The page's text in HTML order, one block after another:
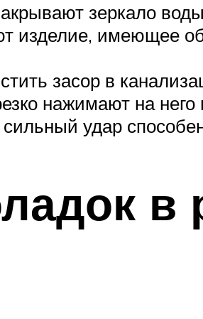
зеркало
изделие, имеющее
засор в
нажимают на
удар
в